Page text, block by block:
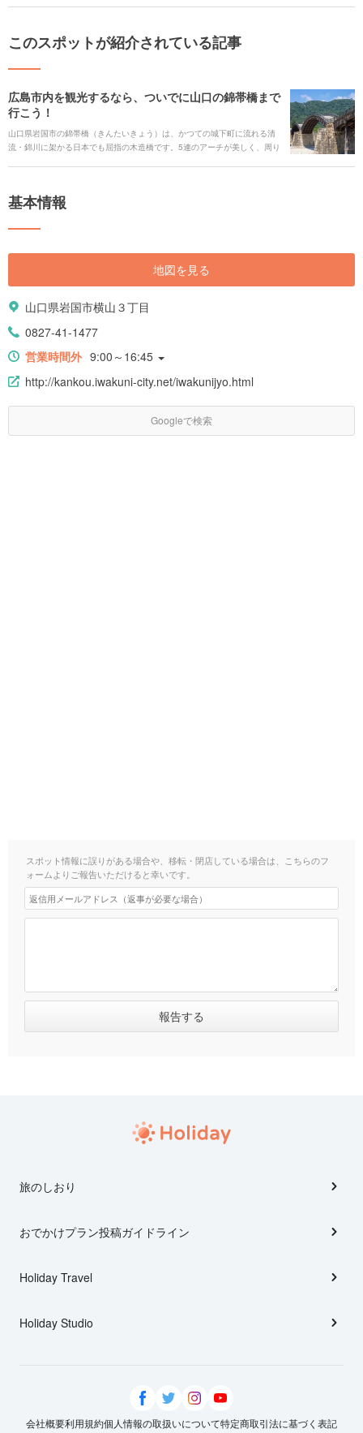
このスポットが紹介されている記事
広島市内を観光するなら、ついでに山口の錦帯橋まで
行こう！
山口県岩国市の錦帯橋（きんたいきょう）は、かつての城下町に流れる清
流・錦川に架かる日本でも屈指の木造橋です。5連のアーチが美しく、周り
わせて錦帯橋まで行くのがおすすめ。 今回は、錦帯橋と宮島の電車を使っ
観光スポットをご紹介します。
基本情報
地図を見る
山口県岩国市横山３丁目
0827-41-1477
営業時間外 9:00～16:45
http://kankou.iwakuni-city.net/iwakunijyo.html
Googleで検索
スポット情報に誤りがある場合や、移転・閉店している場合は、こちらのフ
ォームよりご報告いただけると幸いです。
旅のしおり
おでかけプラン投稿ガイドライン
Holiday Travel
Holiday Studio
会社概要利用規約個人情報の取扱いについて特定商取引法に基づく表記